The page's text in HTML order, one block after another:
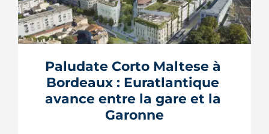
Paludate Corto Maltese à
Bordeaux : Euratlantique
avance entre la gare et la
Garonne